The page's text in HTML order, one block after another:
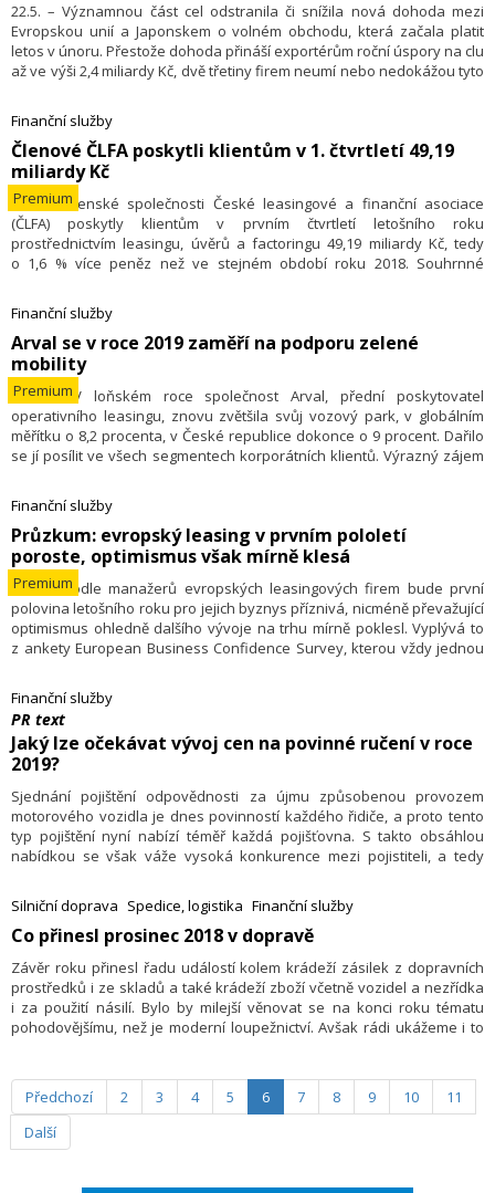
22.5. – Významnou část cel odstranila či snížila nová dohoda mezi
Evropskou unií a Japonskem o volném obchodu, která začala platit
letos v únoru. Přestože dohoda přináší exportérům roční úspory na clu
až ve výši 2,4 miliardy Kč, dvě třetiny firem neumí nebo nedokážou tyto
Finanční služby
Členové ČLFA poskytli klientům v 1. čtvrtletí 49,19
miliardy Kč
Premium
21.5. – Členské společnosti České leasingové a finanční asociace
(ČLFA) poskytly klientům v prvním čtvrtletí letošního roku
prostřednictvím leasingu, úvěrů a factoringu 49,19 miliardy Kč, tedy
o 1,6 % více peněz než ve stejném období roku 2018. Souhrnné
dosáhly na konci letošního března 253,07 miliardy Kč.
Finanční služby
​Arval se v roce 2019 zaměří na podporu zelené
mobility
Premium
22.3. – V loňském roce společnost Arval, přední poskytovatel
operativního leasingu, znovu zvětšila svůj vozový park, v globálním
měřítku o 8,2 procenta, v České republice dokonce o 9 procent. Dařilo
se jí posílit ve všech segmentech korporátních klientů. Výrazný zájem
inovacím a digitálním aplikacím s důrazem na zelenou a alternativní
mobilitu.
Finanční služby
​Průzkum: evropský leasing v prvním pololetí
poroste, optimismus však mírně klesá
Premium
26.2. – Podle manažerů evropských leasingových firem bude první
polovina letošního roku pro jejich byznys příznivá, nicméně převažující
optimismus ohledně dalšího vývoje na trhu mírně poklesl. Vyplývá to
z ankety European Business Confidence Survey, kterou vždy jednou
federaci evropských leasingových asociací Leaseurope. Jejím členem
je i Česká leasingová a finanční asociace (ČLFA).
Finanční služby
PR text
Jaký lze očekávat vývoj cen na povinné ručení v roce
2019?
Sjednání pojištění odpovědnosti za újmu způsobenou provozem
motorového vozidla je dnes povinností každého řidiče, a proto tento
typ pojištění nyní nabízí téměř každá pojišťovna. S takto obsáhlou
nabídkou se však váže vysoká konkurence mezi pojistiteli, a tedy
pokusíme nastínit, jaké změny cen lze u povinného ručení v roce
2019 očekávat.
Silniční doprava Spedice, logistika Finanční služby
Co přinesl prosinec 2018 v dopravě
Závěr roku přinesl řadu událostí kolem krádeží zásilek z dopravních
prostředků i ze skladů a také krádeží zboží včetně vozidel a nezřídka
i za použití násilí. Bylo by milejší věnovat se na konci roku tématu
pohodovějšímu, než je moderní loupežnictví. Avšak rádi ukážeme i to
Předchozí
2 3 4 5 6 7 8 9 10
11
Další